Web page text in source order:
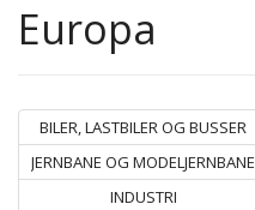
Europa
BILER, LASTBILER OG BUSSER
JERNBANE OG MODELJERNBANE
INDUSTRI